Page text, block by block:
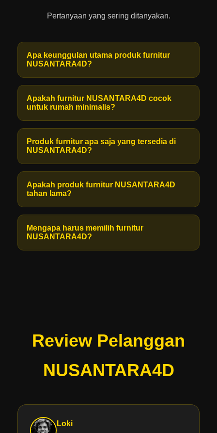
Pertanyaan yang sering ditanyakan.
Apa keunggulan utama produk furnitur
NUSANTARA4D?
Apakah furnitur NUSANTARA4D cocok
untuk rumah minimalis?
Produk furnitur apa saja yang tersedia di
NUSANTARA4D?
Apakah produk furnitur NUSANTARA4D
tahan lama?
Mengapa harus memilih furnitur
NUSANTARA4D?
Review Pelanggan
NUSANTARA4D
Loki